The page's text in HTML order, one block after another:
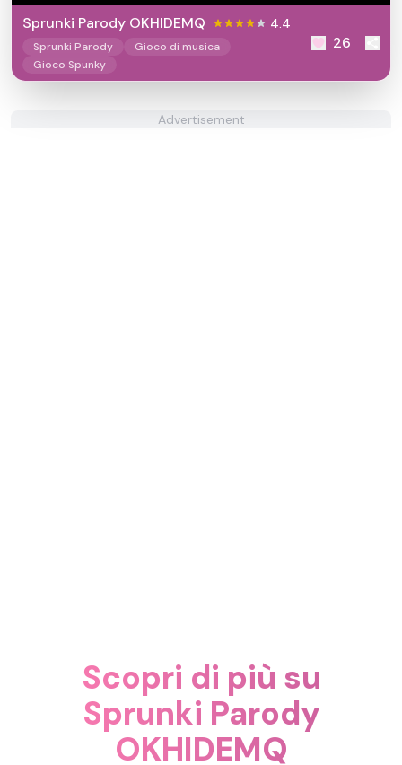
Sprunki Parody OKHIDEMQ 4.4
Sprunki Parody
Gioco di musica
Gioco Spunky
26
Advertisement
Scopri di più su
Sprunki Parody
OKHIDEMQ